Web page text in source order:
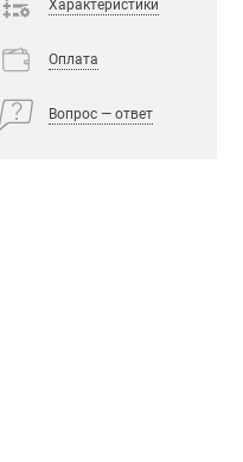
Характеристики
Оплата
Вопрос — ответ